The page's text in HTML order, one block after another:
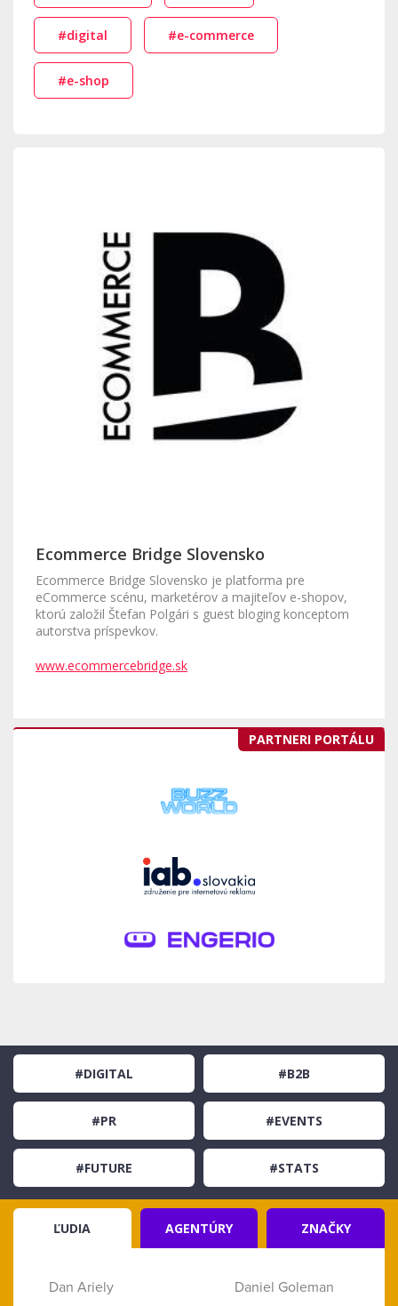
#digital #e-commerce
#e-shop
Ecommerce Bridge Slovensko
Ecommerce Bridge Slovensko je platforma pre
eCommerce scénu, marketérov a majiteľov e-shopov,
ktorú založil Štefan Polgári s guest bloging konceptom
autorstva príspevkov.
www.ecommercebridge.sk
PARTNERI PORTÁLU
#DIGITAL #B2B
#PR #EVENTS
#FUTURE #STATS
ĽUDIA AGENTÚRY ZNAČKY
Dan Ariely
Daniel Goleman